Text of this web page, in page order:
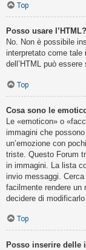
Top
Posso usare l’HTML?
No. Non è possibile
interpretato come tale
dell’HTML può
Top
Cosa sono le
Le «emoticon» o
immagini che
un’emozione con
triste. Questo Forum
in immagini. La lista
invio messaggi.
facilmente rendere un
decidere di
Top
Posso inserire delle